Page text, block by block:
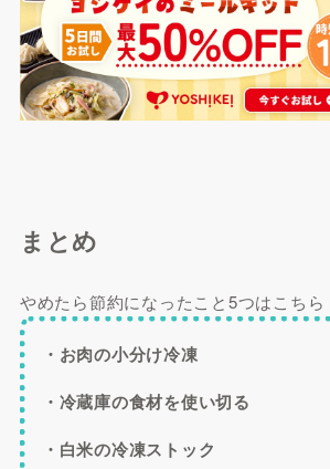
まとめ
やめたら節約になったこと5つはこちら
・お肉の小分け冷凍
・冷蔵庫の食材を使い切る
・白米の冷凍ストック